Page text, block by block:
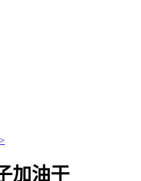
>
加油干